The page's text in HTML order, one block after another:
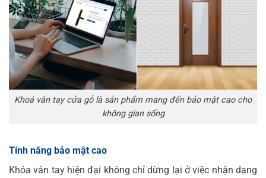
Khoá vân tay cửa gỗ là sản phẩm mang đến bảo mật cao cho
không gian sống
Tính năng bảo mật cao
Khóa vân tay hiện đại không chỉ dừng lại ở việc nhận dạng